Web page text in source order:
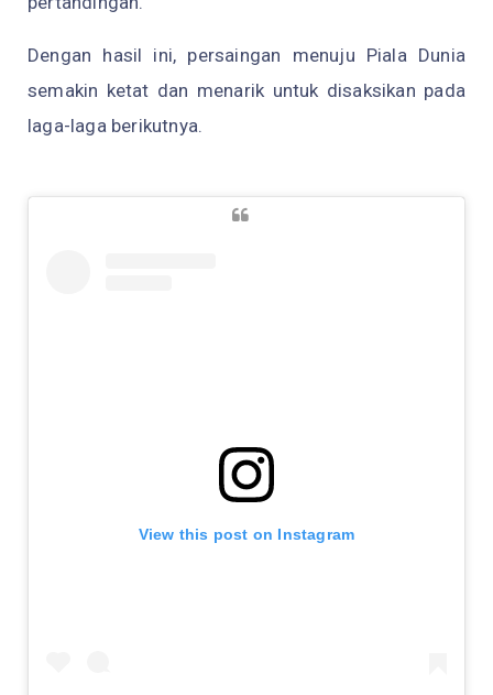
Dengan hasil ini, persaingan menuju Piala Dunia
semakin ketat dan menarik untuk disaksikan pada
laga-laga berikutnya.
View this post on Instagram